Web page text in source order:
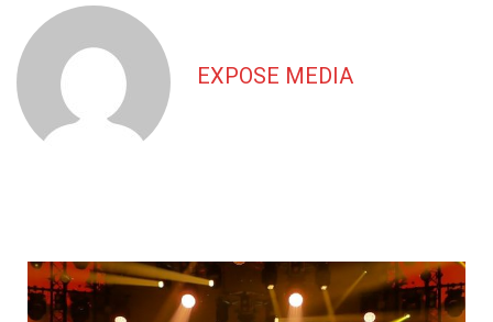
EXPOSE MEDIA